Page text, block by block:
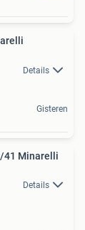
Details
Gisteren
41 Minarelli
Details